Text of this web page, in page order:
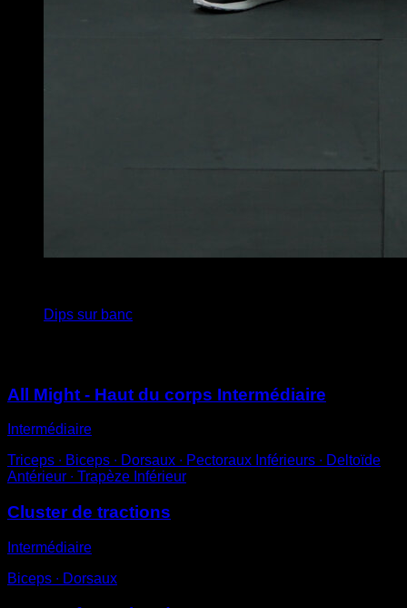
Dips sur banc
All Might - Haut du corps Intermédiaire
Intermédiaire
Triceps ∙ Biceps ∙ Dorsaux ∙ Pectoraux Inférieurs ∙ Deltoïde
Antérieur ∙ Trapèze Inférieur
Cluster de tractions
Intermédiaire
Biceps ∙ Dorsaux